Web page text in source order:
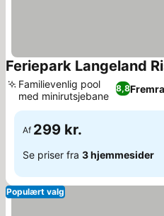
Feriepark Langeland
8,8
Familievenlig pool
med minirutsjebane
Af 299 kr.
Se priser fra 3 hjemmesider
Populært valg